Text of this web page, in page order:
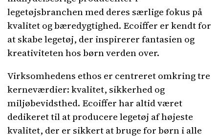
legetøjsbranchen med deres særlige fokus på
kvalitet og bæredygtighed. Ecoiffer er kendt for
at skabe legetøj, der inspirerer fantasien og
kreativiteten hos børn verden over.
Virksomhedens ethos er centreret omkring tre
kerneværdier: kvalitet, sikkerhed og
miljøbevidsthed. Ecoiffer har altid været
dedikeret til at producere legetøj af højeste
kvalitet, der er sikkert at bruge for børn i alle